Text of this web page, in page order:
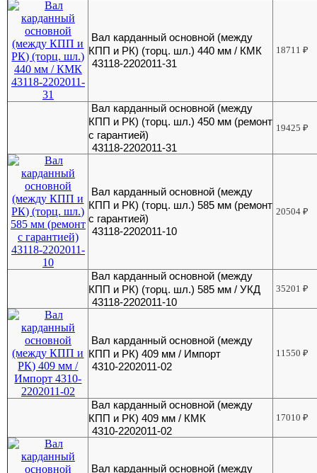
Вал карданный основной (между
КПП и РК) (торц. шл.) 440 мм / КМК
43118-2202011-31
18711₽
Вал карданный основной (между
КПП и РК) (торц. шл.) 450 мм (ремонт
с гарантией)
43118-2202011-31
19425₽
Вал карданный основной (между
КПП и РК) (торц. шл.) 585 мм (ремонт
с гарантией)
43118-2202011-10
20504₽
Вал карданный основной (между
КПП и РК) (торц. шл.) 585 мм / УКД
43118-2202011-10
35201₽
Вал карданный основной (между
КПП и РК) 409 мм / Импорт
4310-2202011-02
11550₽
Вал карданный основной (между
КПП и РК) 409 мм / КМК
4310-2202011-02
17010₽
Вал карданный основной (между